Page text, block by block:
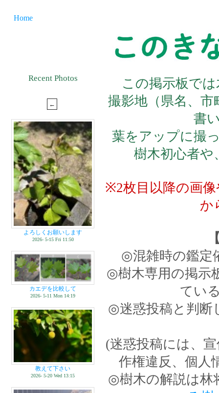
Home
Recent Photos
よろしくお願いします
2026- 5-15 Fri 11:50
カエデを比較して
2026- 5-11 Mon 14:19
教えて下さい
2026- 5-20 Wed 13:15
この掲示板で
撮影地（県名、
書
葉をアップに撮
樹木初心者や
※2枚目以降の画
か
◎混雑時の鑑定
◎樹木専用の掲示
てい
◎迷惑投稿と判断
(迷惑投稿には、
作権違反、個人
◎樹木の解説は林